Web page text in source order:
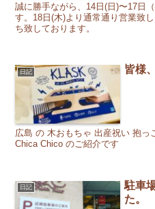
誠に勝手ながら、14日(日)〜17日
す。18日(木)より通常通り営業致
ち致しております。
日記 皆様
広島 の 木おもちゃ 出産祝い 抱っ
Chica Chico のご紹介です
日記
駐車
た。